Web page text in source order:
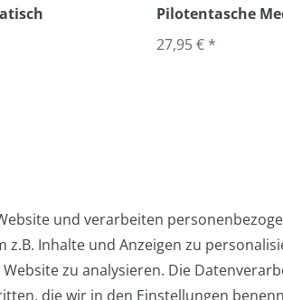
Pilotentasche
27,95 € *
Impressum
und verarbeiten
z.B. Inhalte und Anzeigen zu
zu analysieren. Die
die wir in den Einstellungen